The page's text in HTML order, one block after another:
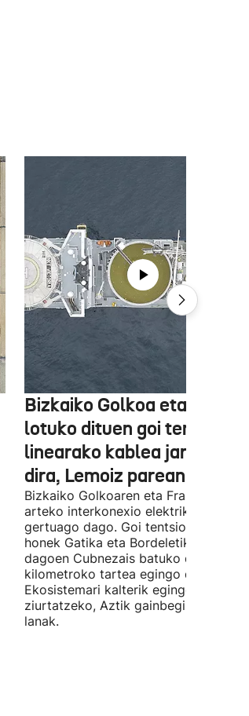
Bizkaiko Golkoa eta
lotuko dituen goi tentsioko
linearako kablea jartzen
dira, Lemoiz parean
Bizkaiko Golkoaren eta Frantziaren
arteko interkonexio elektrikoa
gertuago dago. Goi tentsioko linea
honek Gatika eta Bordeletik gertu
dagoen Cubnezais batuko ditu eta
kilometroko tartea egingo du ur
Ekosistemari kalterik egingo ez
ziurtatzeko, Aztik gainbegiratuko
lanak.